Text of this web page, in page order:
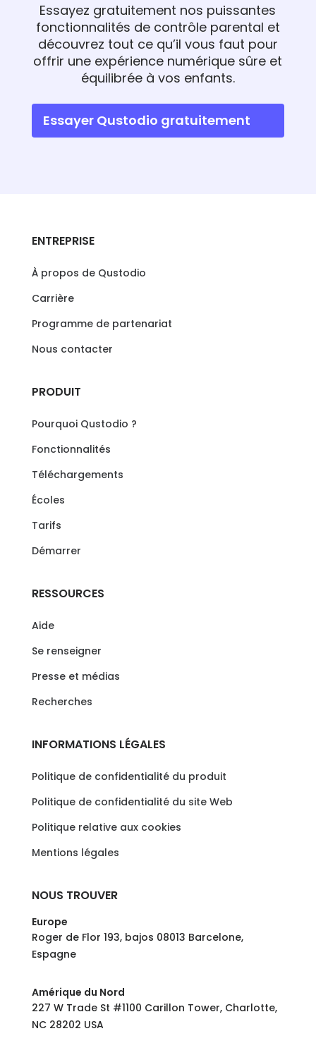
Essayez gratuitement nos puissantes
fonctionnalités de contrôle parental et
découvrez tout ce qu’il vous faut pour
offrir une expérience numérique sûre et
équilibrée à vos enfants.
Essayer Qustodio gratuitement
ENTREPRISE
À propos de Qustodio
Carrière
Programme de partenariat
Nous contacter
PRODUIT
Pourquoi Qustodio ?
Fonctionnalités
Téléchargements
Écoles
Tarifs
Démarrer
RESSOURCES
Aide
Se renseigner
Presse et médias
Recherches
INFORMATIONS LÉGALES
Politique de confidentialité du produit
Politique de confidentialité du site Web
Politique relative aux cookies
Mentions légales
NOUS TROUVER
Europe
Roger de Flor 193, bajos 08013 Barcelone,
Espagne
Amérique du Nord
227 W Trade St #1100 Carillon Tower, Charlotte,
NC 28202 USA